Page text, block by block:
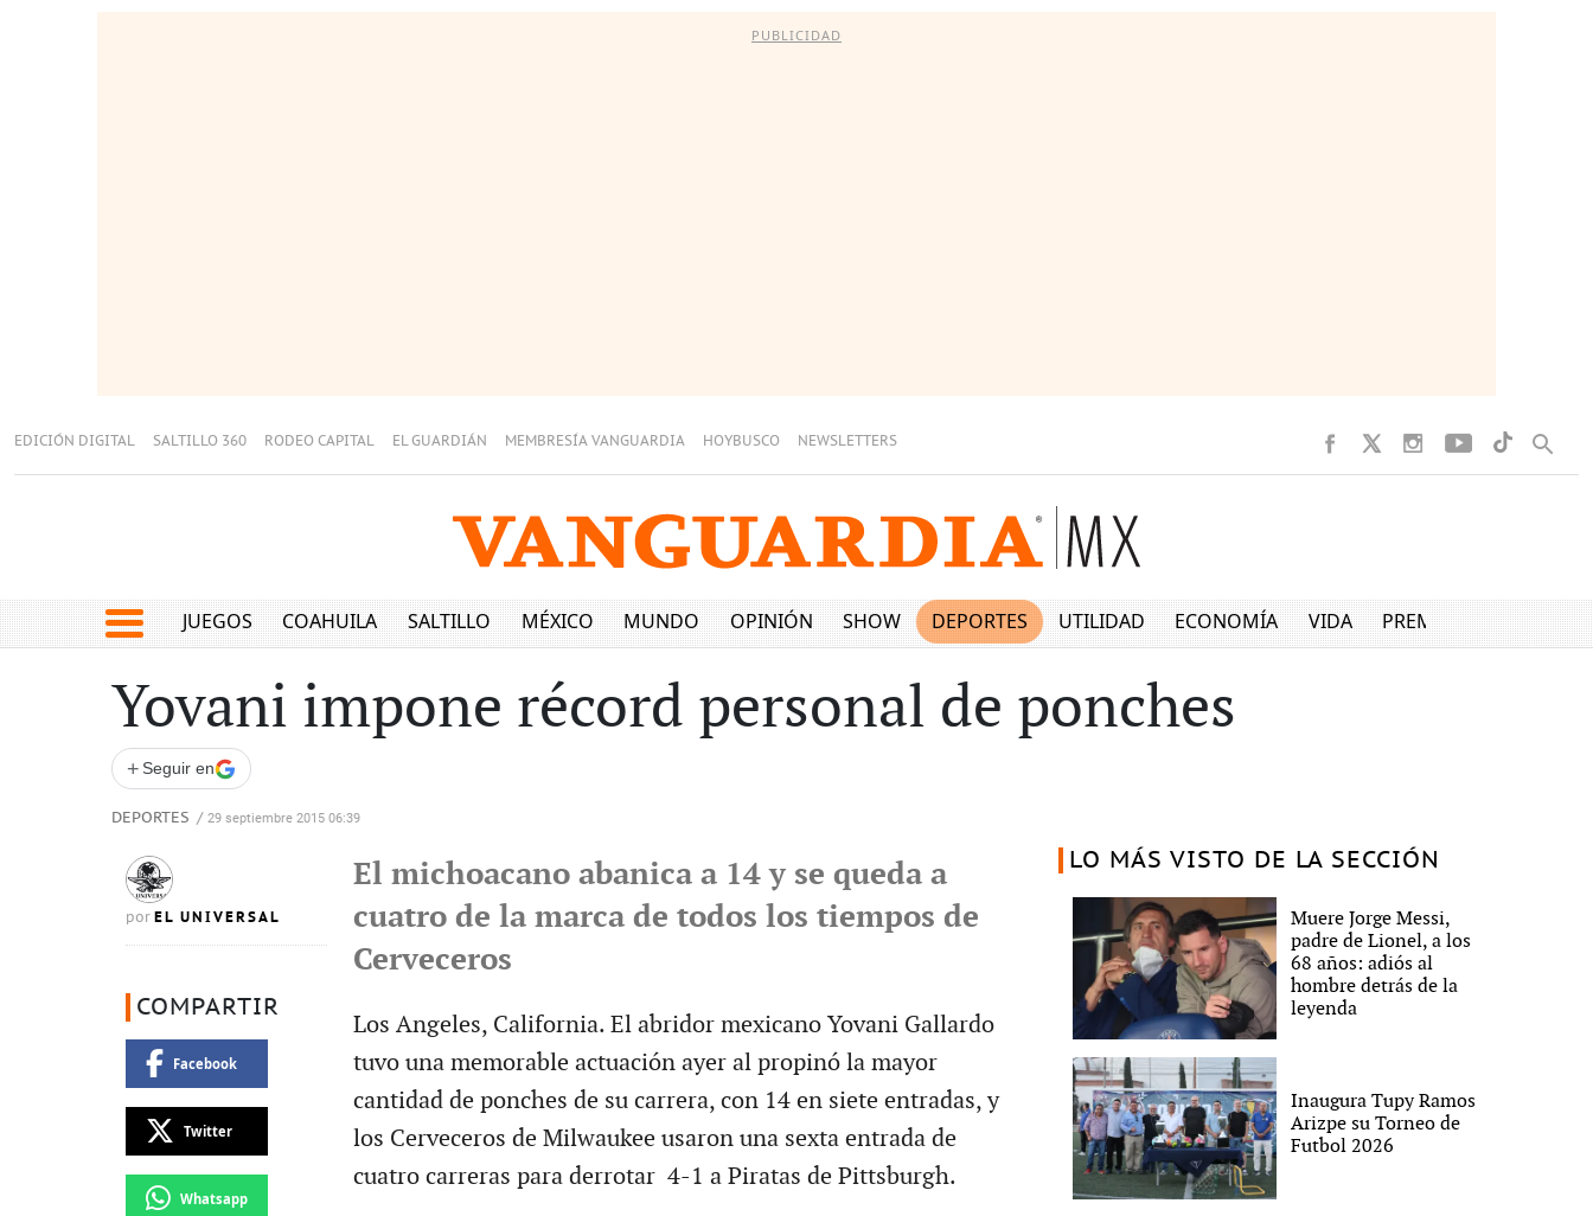
PUBLICIDAD
EDICIÓN DIGITAL SALTILLO 360 RODEO CAPITAL EL GUARDIÁN MEMBRESÍA VANGUARDIA HOYBUSCO NEWSLETTERS
JUEGOS COAHUILA SALTILLO MÉXICO MUNDO OPINIÓN SHOW DEPORTES UTILIDAD ECONOMÍA VIDA PREMIUM
Yovani impone récord personal de ponches
+ Seguir en
DEPORTES / 29 septiembre 2015 06:39
por EL UNIVERSAL
COMPARTIR
Facebook
Twitter
Whatsapp
El michoacano abanica a 14 y se queda a
cuatro de la marca de todos los tiempos de
Cerveceros
Los Angeles, California. El abridor mexicano Yovani Gallardo
tuvo una memorable actuación ayer al propinó la mayor
cantidad de ponches de su carrera, con 14 en siete entradas, y
los Cerveceros de Milwaukee usaron una sexta entrada de
cuatro carreras para derrotar 4-1 a Piratas de Pittsburgh.
LO MÁS VISTO DE LA SECCIÓN
Muere Jorge Messi,
padre de Lionel, a los
68 años: adiós al
hombre detrás de la
leyenda
Inaugura Tupy Ramos
Arizpe su Torneo de
Futbol 2026